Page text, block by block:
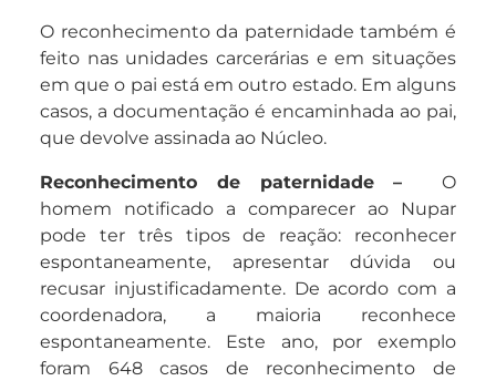
O reconhecimento da paternidade também é
feito nas unidades carcerárias e em situações
em que o pai está em outro estado. Em alguns
casos, a documentação é encaminhada ao pai,
que devolve assinada ao Núcleo.
Reconhecimento de paternidade – O
homem notificado a comparecer ao Nupar
pode ter três tipos de reação: reconhecer
espontaneamente, apresentar dúvida ou
recusar injustificadamente. De acordo com a
coordenadora, a maioria reconhece
espontaneamente. Este ano, por exemplo
foram 648 casos de reconhecimento de